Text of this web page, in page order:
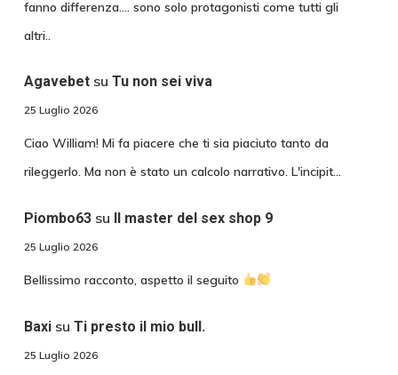
fanno differenza.... sono solo protagonisti come tutti gli
altri..
Agavebetsu Tu non sei viva
25 Luglio 2026
Ciao William! Mi fa piacere che ti sia piaciuto tanto da
rileggerlo. Ma non è stato un calcolo narrativo. L'incipit…
Piombo63su Il master del sex shop 9
25 Luglio 2026
Bellissimo racconto, aspetto il seguito
Baxisu Ti presto il mio bull.
25 Luglio 2026